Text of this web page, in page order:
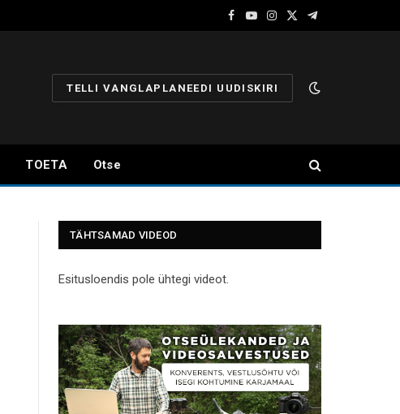
Facebook
YouTube
Instagram
X
Telegram
TELLI VANGLAPLANEEDI UUDISKIRI
TOETA Otse
TÄHTSAMAD VIDEOD
Esitusloendis pole ühtegi videot.